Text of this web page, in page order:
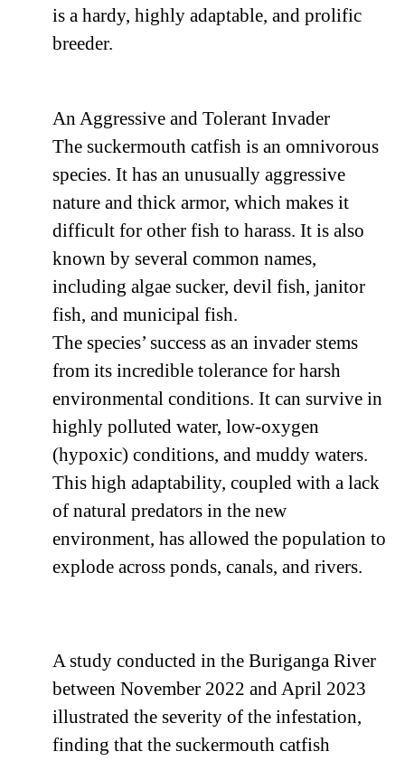
is a hardy, highly adaptable, and prolific
breeder.
An Aggressive and Tolerant Invader
The suckermouth catfish is an omnivorous
species. It has an unusually aggressive
nature and thick armor, which makes it
difficult for other fish to harass. It is also
known by several common names,
including algae sucker, devil fish, janitor
fish, and municipal fish.
The species’ success as an invader stems
from its incredible tolerance for harsh
environmental conditions. It can survive in
highly polluted water, low-oxygen
(hypoxic) conditions, and muddy waters.
This high adaptability, coupled with a lack
of natural predators in the new
environment, has allowed the population to
explode across ponds, canals, and rivers.
A study conducted in the Buriganga River
between November 2022 and April 2023
illustrated the severity of the infestation,
finding that the suckermouth catfish